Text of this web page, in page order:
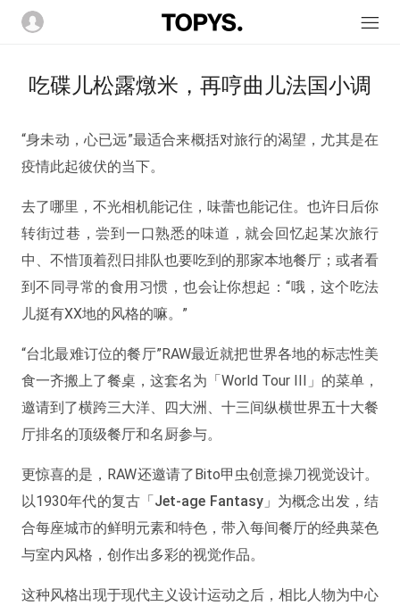
吃碟儿松露燉米，再哼曲儿法国小调
“身未动，心已远”最适合来概括对旅行的渴望，尤其是在
疫情此起彼伏的当下。
去了哪里，不光相机能记住，味蕾也能记住。也许日后你
转街过巷，尝到一口熟悉的味道，就会回忆起某次旅行
中、不惜顶着烈日排队也要吃到的那家本地餐厅；或者看
到不同寻常的食用习惯，也会让你想起：“哦，这个吃法
儿挺有XX地的风格的嘛。”
“台北最难订位的餐厅”RAW最近就把世界各地的标志性美
食一齐搬上了餐桌，这套名为「World Tour III」的菜单，
邀请到了横跨三大洋、四大洲、十三间纵横世界五十大餐
厅排名的顶级餐厅和名厨参与。
更惊喜的是，RAW还邀请了Bito甲虫创意操刀视觉设计。
以1930年代的复古 「Jet-age Fantasy」 为概念出发，结
合每座城市的鲜明元素和特色，带入每间餐厅的经典菜色
与室内风格，创作出多彩的视觉作品。
这种风格出现于现代主义设计运动之后，相比人物为中心